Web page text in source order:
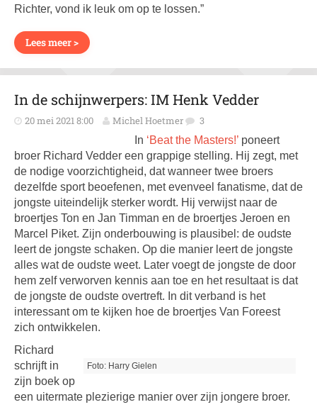
Richter, vond ik leuk om op te lossen.”
Lees meer >
In de schijnwerpers: IM Henk Vedder
20 mei 2021 8:00 Michel Hoetmer 3
In ‘Beat the Masters!’ poneert
broer Richard Vedder een grappige stelling. Hij zegt, met
de nodige voorzichtigheid, dat wanneer twee broers
dezelfde sport beoefenen, met evenveel fanatisme, dat de
jongste uiteindelijk sterker wordt. Hij verwijst naar de
broertjes Ton en Jan Timman en de broertjes Jeroen en
Marcel Piket. Zijn onderbouwing is plausibel: de oudste
leert de jongste schaken. Op die manier leert de jongste
alles wat de oudste weet. Later voegt de jongste de door
hem zelf verworven kennis aan toe en het resultaat is dat
de jongste de oudste overtreft. In dit verband is het
interessant om te kijken hoe de broertjes Van Foreest
zich ontwikkelen.
Foto: Harry Gielen
Richard
schrijft in
zijn boek op
een uitermate plezierige manier over zijn jongere broer.